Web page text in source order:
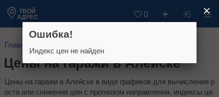
ТВОЙ
АДРЕС
0
Главная
Цены на гаражи в Алейске
Цены на гаражи в Алейске в виде графиков для вычисления р
оста или снижения цен с прогнозом направления, индексы це
Ошибка!
Индекс цен не найден